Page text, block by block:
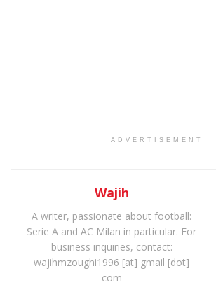
ADVERTISEMENT
Wajih
A writer, passionate about football:
Serie A and AC Milan in particular. For
business inquiries, contact:
wajihmzoughi1996 [at] gmail [dot]
com